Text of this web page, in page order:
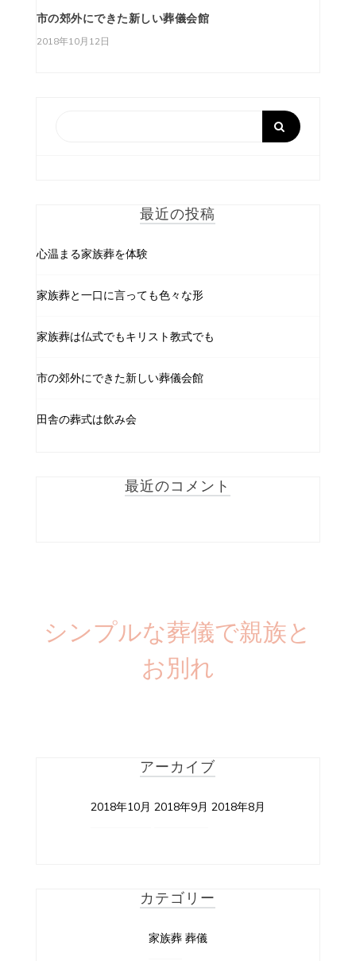
市の郊外にできた新しい葬儀会館
2018年10月12日
最近の投稿
心温まる家族葬を体験
家族葬と一口に言っても色々な形
家族葬は仏式でもキリスト教式でも
市の郊外にできた新しい葬儀会館
田舎の葬式は飲み会
最近のコメント
シンプルな葬儀で親族と
お別れ
アーカイブ
2018年10月 2018年9月 2018年8月
カテゴリー
家族葬 葬儀